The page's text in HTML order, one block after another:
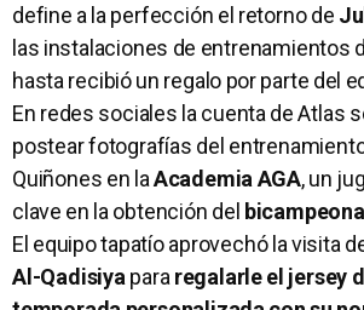
define a la perfección el retorno de
las instalaciones de entrenamientos
hasta recibió un regalo por parte del
En redes sociales la cuenta de Atlas
postear fotografías del
Quiñones en laAcademia AGA, un
clave en la obtención del
El equipo tapatío aprovechó la visita
Al-Qadisiyapararegalarle el jersey